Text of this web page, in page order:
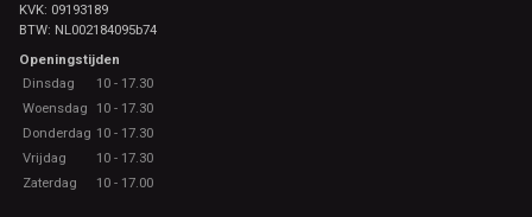
KVK: 09193189
BTW: NL002184095b74
Openingstijden
Dinsdag
10 - 17.30
Woensdag
10 - 17.30
Donderdag 10 - 17.30
Vrijdag
10 - 17.30
Zaterdag
10 - 17.00